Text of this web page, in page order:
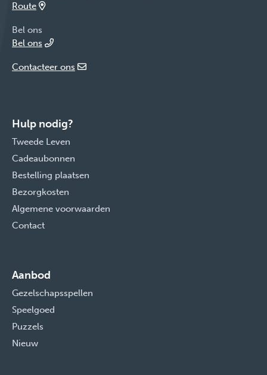
Route
Bel ons
Bel ons
Contacteer ons
Hulp nodig?
Tweede Leven
Cadeaubonnen
Bestelling plaatsen
Bezorgkosten
Algemene voorwaarden
Contact
Aanbod
Gezelschapsspellen
Speelgoed
Puzzels
Nieuw